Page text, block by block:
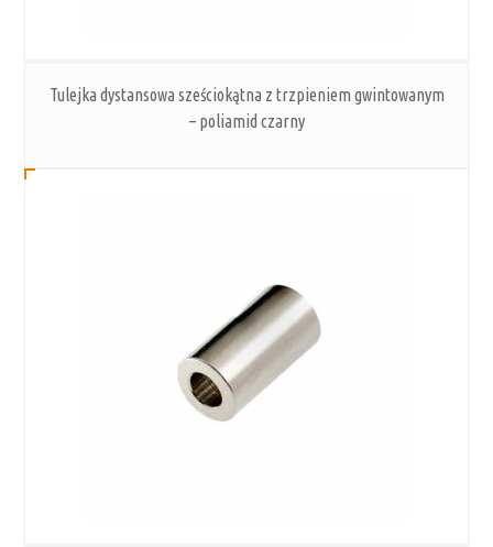
Tulejka dystansowa sześciokątna z trzpieniem gwintowanym
– poliamid czarny